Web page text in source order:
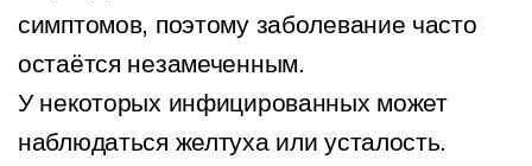
симптомов, поэтому заболевание часто
остаётся незамеченным.
У некоторых инфицированных может
наблюдаться желтуха или усталость.